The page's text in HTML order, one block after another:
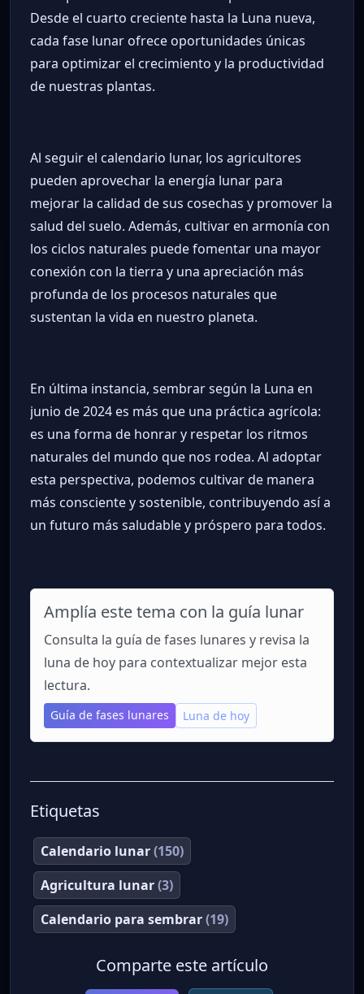
Desde el cuarto creciente hasta la Luna nueva,
cada fase lunar ofrece oportunidades únicas
para optimizar el crecimiento y la productividad
de nuestras plantas.
Al seguir el calendario lunar, los agricultores
pueden aprovechar la energía lunar para
mejorar la calidad de sus cosechas y promover la
salud del suelo. Además, cultivar en armonía con
los ciclos naturales puede fomentar una mayor
conexión con la tierra y una apreciación más
profunda de los procesos naturales que
sustentan la vida en nuestro planeta.
En última instancia, sembrar según la Luna en
junio de 2024 es más que una práctica agrícola:
es una forma de honrar y respetar los ritmos
naturales del mundo que nos rodea. Al adoptar
esta perspectiva, podemos cultivar de manera
más consciente y sostenible, contribuyendo así a
un futuro más saludable y próspero para todos.
Amplía este tema con la guía lunar
Consulta la guía de fases lunares y revisa la
luna de hoy para contextualizar mejor esta
lectura.
Guía de fases lunares Luna de hoy
Etiquetas
Calendario lunar(150)
Agricultura lunar(3)
Calendario para sembrar(19)
Comparte este artículo